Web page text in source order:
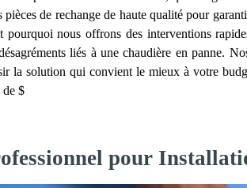
pièces de rechange de haute qualité pour
pourquoi nous offrons des interventions
liés à une chaudière en panne.
la solution qui convient le mieux à votre
de $
pour